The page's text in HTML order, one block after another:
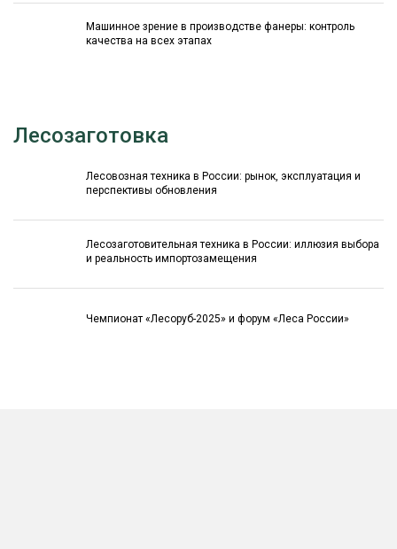
Машинное зрение в производстве фанеры: контроль
качества на всех этапах
Лесозаготовка
Лесовозная техника в России: рынок, эксплуатация и
перспективы обновления
Лесозаготовительная техника в России: иллюзия выбора
и реальность импортозамещения
Чемпионат «Лесоруб-2025» и форум «Леса России»